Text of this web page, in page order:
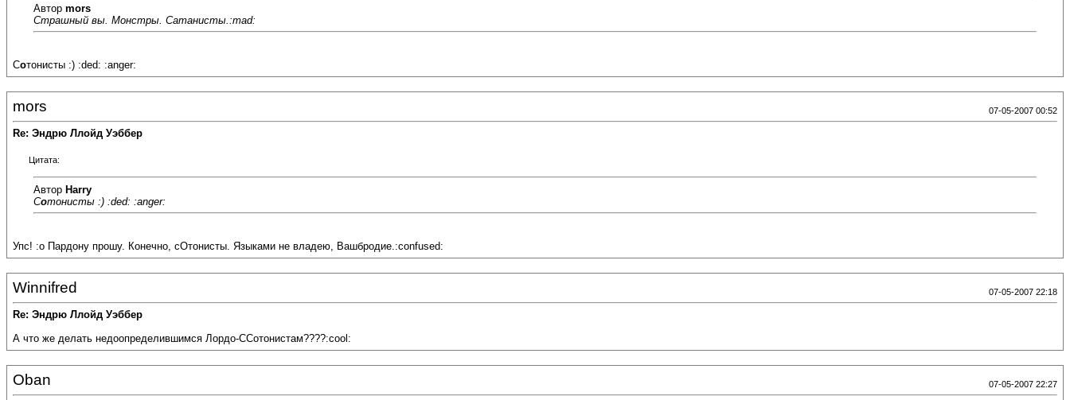
Автор mors
Страшный вы. Монстры. Сатанисты.:mad:
Cотонисты :) :ded: :anger:
mors 07-05-2007 00:52
Re: Эндрю Ллойд Уэббер
Цитата:
Автор Harry
Cотонисты :) :ded: :anger:
Упс! :o Пардону прошу. Конечно, сОтонисты. Языками не владею, Вашбродие.:confused:
Winnifred 07-05-2007 22:18
Re: Эндрю Ллойд Уэббер
А что же делать недоопределившимся Лордо-ССотонистам????:cool:
Oban 07-05-2007 22:27